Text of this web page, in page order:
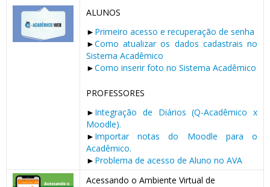
ALUNOS
► Primeiro acesso e recuperação de senha
►Como atualizar os dados cadastrais no
Sistema Acadêmico
►Como inserir foto no Sistema Acadêmico
PROFESSORES
► Integração de Diários (Q-Acadêmico x
Moodle).
► Importar notas do Moodle para o
Acadêmico.
► Problema de acesso de Aluno no AVA
Acessando o Ambiente Virtual de